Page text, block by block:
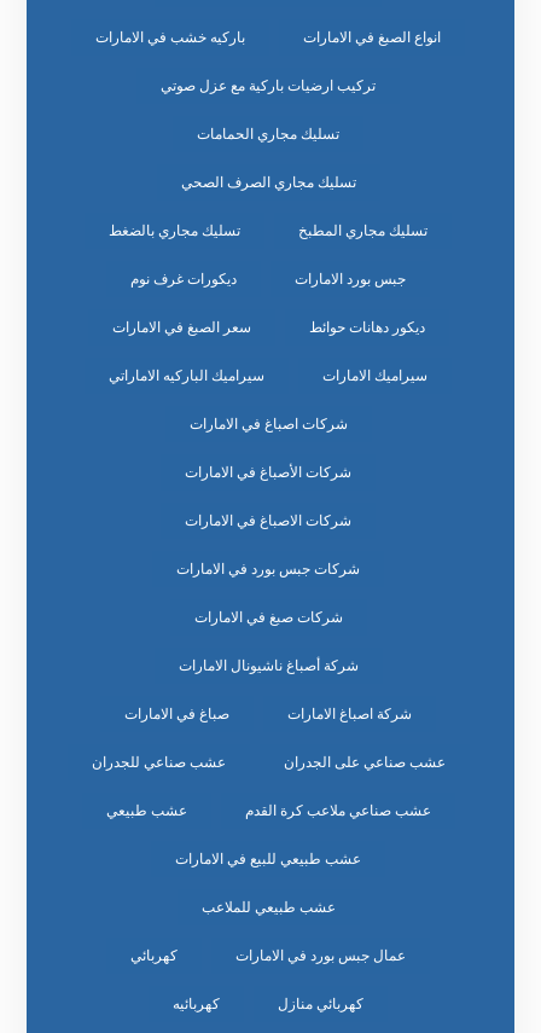
انواع الصبغ في الامارات باركيه خشب في الامارات
تركيب ارضيات باركية مع عزل صوتي
تسليك مجاري الحمامات
تسليك مجاري الصرف الصحي
تسليك مجاري المطبخ تسليك مجاري بالضغط
جبس بورد الامارات ديكورات غرف نوم
ديكور دهانات حوائط سعر الصبغ في الامارات
سيراميك الامارات سيراميك الباركيه الاماراتي
شركات اصباغ في الامارات
شركات الأصباغ في الامارات
شركات الاصباغ في الامارات
شركات جبس بورد في الامارات
شركات صبغ في الامارات
شركة أصباغ ناشيونال الامارات
شركة اصباغ الامارات صباغ في الامارات
عشب صناعي على الجدران عشب صناعي للجدران
عشب صناعي ملاعب كرة القدم عشب طبيعي
عشب طبيعي للبيع في الامارات
عشب طبيعي للملاعب
عمال جبس بورد في الامارات كهربائي
كهربائي منازل كهربائيه